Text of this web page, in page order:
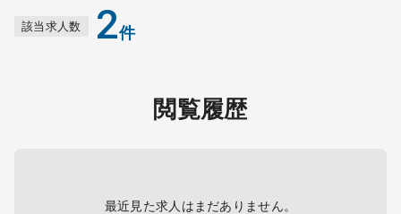
該当求人数 2件
閲覧履歴
最近見た求人はまだありません。